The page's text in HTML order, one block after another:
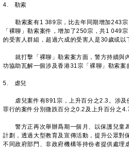
4. 勒索
勒索案有1 389宗，比去年同期增加243宗
「裸聊」勒索案件，增加了250宗，共1 049
的受害人群組，超過六成的受害人是30歲或以
就打擊「裸聊」勒索案方面，警方持續與
功協助瓦解一個涉及香港31宗「裸聊」勒索案
5. 虐兒
虐兒案件有891宗，上升百分之2.3。涉及
罪行的案件分別微跌百分之0.2及上升百分之4.7
警方正再次舉辦爲期一個月、以保護兒童
計劃，透過大型教育及宣傳活動，提升公眾對
不同政府部門、非政府機構等持份者提供處理